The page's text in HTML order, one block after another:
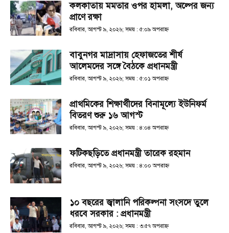
কলকাতায় মমতার ওপর হামলা, অল্পের জন্য
প্রাণে রক্ষা
রবিবার, আগস্ট ৯, ২০২৬; সময় : ৫:০৯ অপরাহ্ণ
বাবুনগর মাদ্রাসায় হেফাজতের শীর্ষ
আলেমদের সঙ্গে বৈঠকে প্রধানমন্ত্রী
রবিবার, আগস্ট ৯, ২০২৬; সময় : ৫:০১ অপরাহ্ণ
প্রাথমিকের শিক্ষার্থীদের বিনামূল্যে ইউনিফর্ম
বিতরণ শুরু ১৬ আগস্ট
রবিবার, আগস্ট ৯, ২০২৬; সময় : ৪:০৪ অপরাহ্ণ
ফটিকছড়িতে প্রধানমন্ত্রী তারেক রহমান
রবিবার, আগস্ট ৯, ২০২৬; সময় : ৪:০০ অপরাহ্ণ
১০ বছরের জ্বালানি পরিকল্পনা সংসদে তুলে
ধরবে সরকার : প্রধানমন্ত্রী
রবিবার, আগস্ট ৯, ২০২৬; সময় : ৩:৫৭ অপরাহ্ণ